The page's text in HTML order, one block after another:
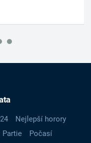
Nejlepší horory
Partie
Počasí